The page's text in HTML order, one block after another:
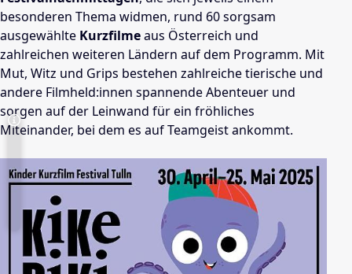
besonderen Thema widmen, rund 60 sorgsam
ausgewählte Kurzfilmeaus Österreich und
zahlreichen weiteren Ländern auf dem Programm. Mit
Mut, Witz und Grips bestehen zahlreiche tierische und
andere Filmheld:innen spannende Abenteuer und
sorgen auf der Leinwand für ein fröhliches
Miteinander, bei dem es auf Teamgeist ankommt.